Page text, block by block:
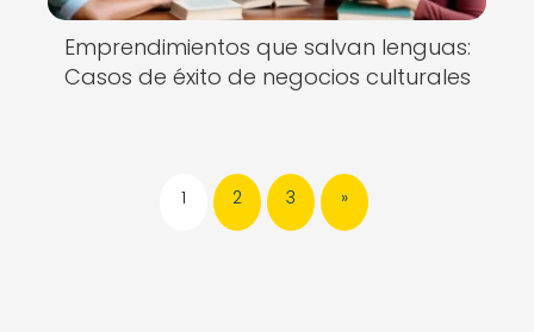
Emprendimientos que salvan lenguas:
Casos de éxito de negocios culturales
1 2 3 »